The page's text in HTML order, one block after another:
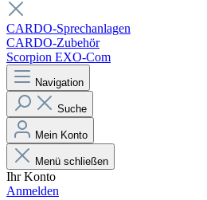
CARDO-Sprechanlagen
CARDO-Zubehör
Scorpion EXO-Com
Navigation
Suche
Mein Konto
Menü schließen
Ihr Konto
Anmelden